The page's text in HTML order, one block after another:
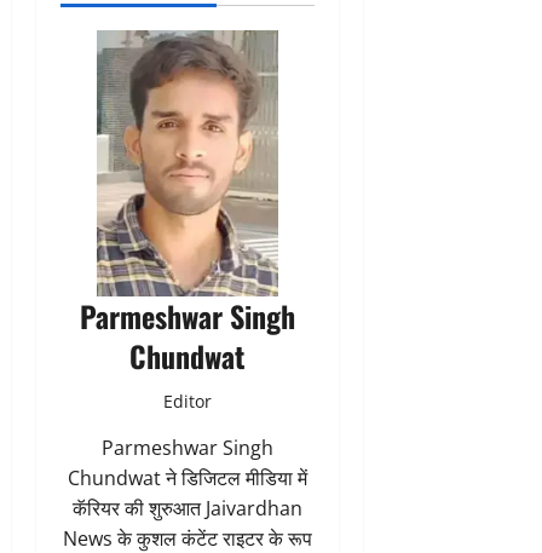
Parmeshwar Singh
Chundwat
Editor
Parmeshwar Singh
Chundwat ने डिजिटल मीडिया में
कॅरियर की शुरुआत Jaivardhan
News के कुशल कंटेंट राइटर के रूप